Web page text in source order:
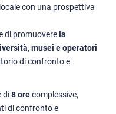
con una prospettiva
di promuovere la
musei e operatori
di confronto e
di8 orecomplessive,
di confronto e